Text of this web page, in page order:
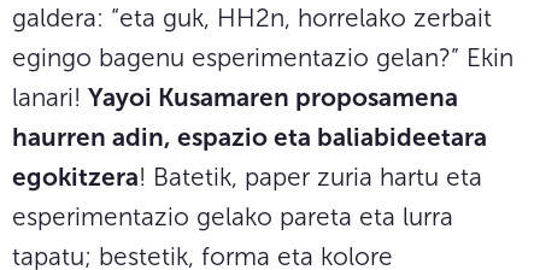
galdera: “eta guk, HH2n, horrelako zerbait
egingo bagenu esperimentazio gelan?” Ekin
lanari! Yayoi Kusamaren proposamena
haurren adin, espazio eta baliabideetara
egokitzera! Batetik, paper zuria hartu eta
esperimentazio gelako pareta eta lurra
tapatu; bestetik, forma eta kolore